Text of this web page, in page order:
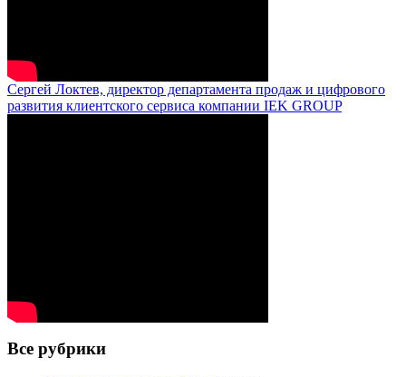
Сергей Локтев, директор департамента продаж и цифрового
развития клиентского сервиса компании IEK GROUP
Все рубрики